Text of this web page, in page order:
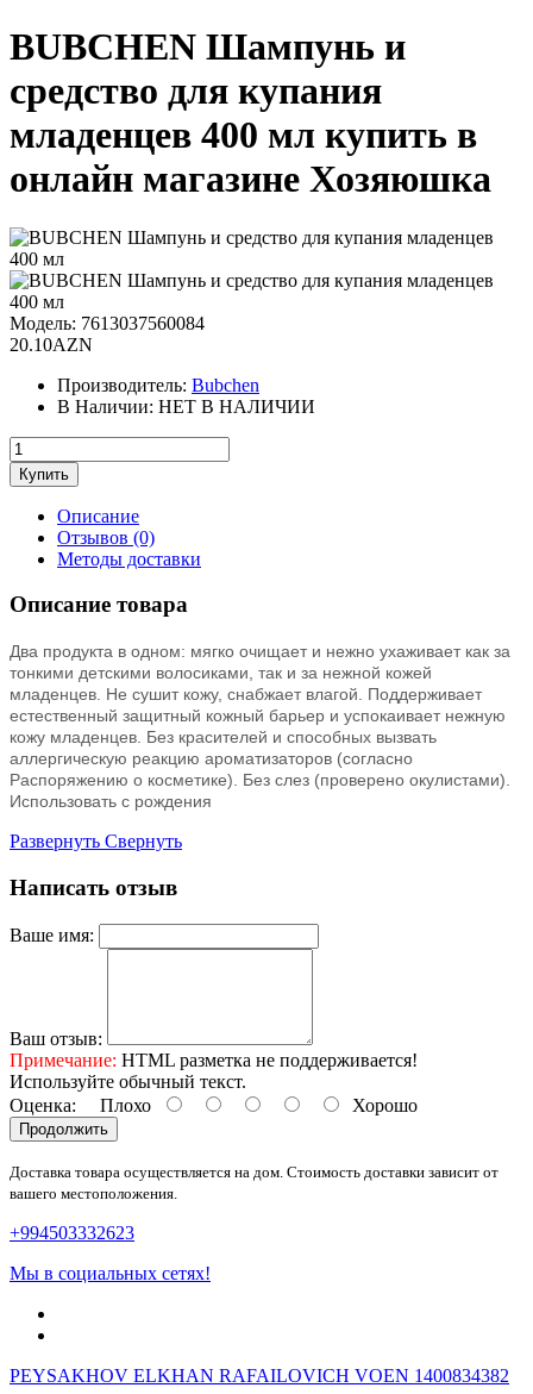
BUBCHEN Шампунь и
средство для купания
младенцев 400 мл купить в
онлайн магазине Хозяюшка
Модель: 7613037560084
20.10AZN
Производитель: Bubchen
В Наличии: НЕТ В НАЛИЧИИ
Описание
Отзывов (0)
Методы доставки
Описание товара
Два продукта в одном: мягко очищает и нежно ухаживает как за
тонкими детскими волосиками, так и за нежной кожей
младенцев. Не сушит кожу, снабжает влагой. Поддерживает
естественный защитный кожный барьер и успокаивает нежную
кожу младенцев. Без красителей и способных вызвать
аллергическую реакцию ароматизаторов (согласно
Распоряжению о косметике). Без слез (проверено окулистами).
Использовать с рождения
Развернуть Свернуть
Написать отзыв
Ваше имя:
Ваш отзыв:
Примечание: HTML разметка не поддерживается!
Используйте обычный текст.
Оценка: Плохо Хорошо
Продолжить
Доставка товара осуществляется на дом. Стоимость доставки зависит от
вашего местоположения.
+994503332623
Мы в социальных сетях!
PEYSAKHOV ELKHAN RAFAILOVICH VOEN 1400834382